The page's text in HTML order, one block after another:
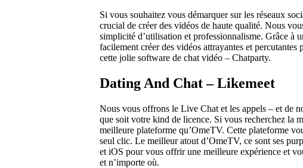
Si vous souhaitez vous démarquer sur les réseaux
crucial de créer des vidéos de haute qualité. Nous
simplicité d’utilisation et professionnalisme. Grâce à
facilement créer des vidéos attrayantes et
cette jolie software de chat vidéo – Chatparty.
Dating And Chat – Likemeet
Nous vous offrons le Live Chat et les appels – et de
que soit votre kind de licence. Si vous recherchez la
meilleure plateforme qu’OmeTV. Cette plateforme
seul clic. Le meilleur atout d’OmeTV, ce sont ses
et iOS pour vous offrir une meilleure expérience et
et n’importe où.